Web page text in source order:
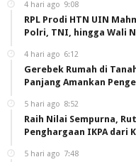
4 hari ago 9:08
RPL Prodi HTN UIN
Polri, TNI, hingga Wali
4 hari ago 6:12
Gerebek Rumah di
Panjang Amankan
5 hari ago 8:52
Raih Nilai Sempurna,
Penghargaan IKPA dari
5 hari ago 7:48